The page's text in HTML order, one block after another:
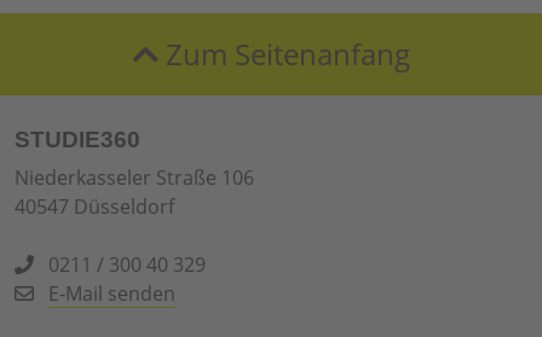
Zum Seitenanfang
STUDIE360
Niederkasseler Straße 106
40547 Düsseldorf
0211 / 300 40 329
E-Mail senden